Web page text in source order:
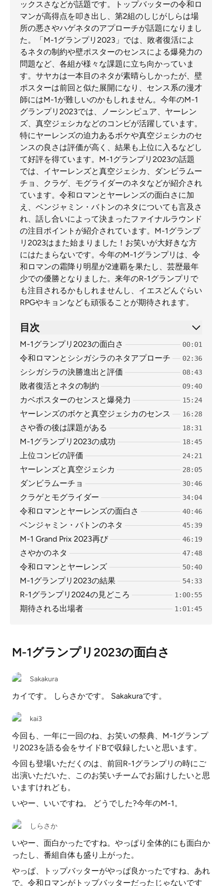
ックスさなどが話題です。トップバッターの令和ロ
マンが高得点を叩き出し、第2組のしじがしらは場
所の悪さやハゲネタのアプローチが話題になりまし
た。「M-1グランプリ2023」では、敗者復活によ
るネタの制約や壁ポスターのセンスによる爆発力の
問題など、各組が様々な課題に立ち向かっていま
す。サヤカは一本目のネタが素晴らしかったが、壁
ポスターは前回と似た展開になり、センス系の漫才
師にはM-1が難しいのかもしれません。今年のM-1
グランプリ2023では、ノーシンピュア、ヤーレン
ズ、真空ジェシカなどのコンビが活躍しています。
特にヤーレンズの迫力あるボケや真空ジェシカのセ
ンスの良さは評価が高く、結果も上位に入るなどし
て好評を得ています。M-1グランプリ2023の話題
では、イヤーレンズと真空ジェシカ、ダンビラムー
チョ、クラゲ、モグライダーのネタなどが紹介され
ています。令和ロマンとヤーレンズの面白さに加
え、ベンジャミン・バトンのネタについても言及さ
れ、話し合いによって決まったファイナルラウンド
の注目ポイントが紹介されています。M-1グランプ
リ2023はまた始まりました！お笑いが大好きな方
にはたまらないです。今年のM-1グランプリは、令
和ロマンの霜降り明星が2連覇を果たし、芸歴最年
少での優勝となりました。来年のR-1グランプリで
も注目されるかもしれませんし、イエスどんぐらい
RPGやキョンなども頑張ることが期待されます。
目次
M-1グランプリ2023の面白さ 00:01
令和ロマンとシシガシラのネタアプローチ 02:36
シシガシラの決勝進出と評価 08:43
敗者復活とネタの制約 09:40
カベポスターのセンスと爆発力 15:24
ヤーレンズのボケと真空ジェシカのセンス 16:28
さや香の後は課題がある 18:31
M-1グランプリ2023の成功 18:45
上位コンビの評価 24:21
ヤーレンズと真空ジェシカ 28:05
ダンビラムーチョ 30:46
クラゲとモグライダー 34:04
令和ロマンとヤーレンズの面白さ 40:46
ベンジャミン・バトンのネタ 45:39
M-1 Grand Prix 2023再び 46:19
さやかのネタ 47:48
令和ロマンとヤーレンズ 50:40
M-1グランプリ2023の結果 54:33
R-1グランプリ2024の見どころ 1:00:55
期待される出場者 1:01:45
M-1グランプリ2023の面白さ
Sakakura
カイです。 しらさかです。 Sakakuraです。
kai3
今回も、一年に一回のね、お笑いの祭典、M-1グランプ
リ2023を語る会をサイドBで収録したいと思います。
今回も登場いただくのは、前回R-1グランプリの時にご
出演いただいた、このお笑いチームでお届けしたいと思
いますけれども。
いやー、いいですね。 どうでした?今年のM-1。
しらさか
いやー、面白かったですね。やっぱり全体的にも面白か
ったし、番組自体も盛り上がった。
やっぱ、トップバッターがやっぱ良かったですね、あれ
で。令和ロマンがトップバッターだったじゃないです